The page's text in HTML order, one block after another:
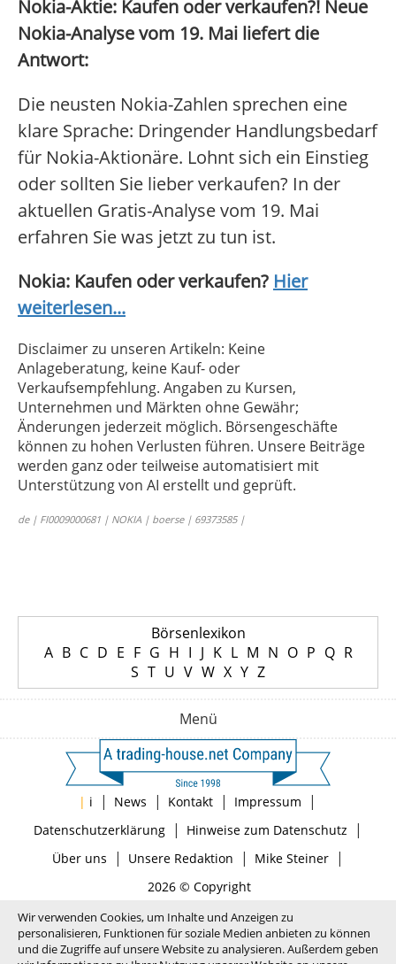
Nokia-Aktie: Kaufen oder verkaufen?! Neue
Nokia-Analyse vom 19. Mai liefert die
Antwort:
Die neusten Nokia-Zahlen sprechen eine
klare Sprache: Dringender Handlungsbedarf
für Nokia-Aktionäre. Lohnt sich ein Einstieg
oder sollten Sie lieber verkaufen? In der
aktuellen Gratis-Analyse vom 19. Mai
erfahren Sie was jetzt zu tun ist.
Nokia: Kaufen oder verkaufen? Hier
weiterlesen...
Disclaimer zu unseren Artikeln: Keine
Anlageberatung, keine Kauf- oder
Verkaufsempfehlung. Angaben zu Kursen,
Unternehmen und Märkten ohne Gewähr;
Änderungen jederzeit möglich. Börsengeschäfte
können zu hohen Verlusten führen. Unsere Beiträge
werden ganz oder teilweise automatisiert mit
Unterstützung von AI erstellt und geprüft.
de | FI0009000681 | NOKIA | boerse | 69373585 |
Börsenlexikon
A B C D E F G H I J K L M N O P Q R
S T U V W X Y Z
Menü
| i | News | Kontakt | Impressum |
Datenschutzerklärung| Hinweise zum Datenschutz |
Über uns | Unsere Redaktion | Mike Steiner|
2026 © Copyright
Wir verwenden Cookies, um Inhalte und Anzeigen zu
personalisieren, Funktionen für soziale Medien anbieten zu können
und die Zugriffe auf unsere Website zu analysieren. Außerdem geben